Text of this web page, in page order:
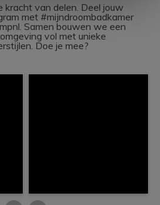
kracht van delen. Deel jouw
met #mijndroombadkamer
Samen bouwen we een
vol met unieke
Doe je mee?